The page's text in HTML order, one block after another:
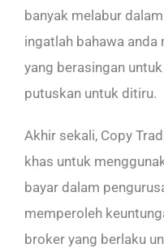
banyak melabur
ingatlah bahawa anda
yang berasingan
putuskan untuk ditiru.
Akhir sekali, Copy
khas untuk
bayar dalam
memperoleh
broker yang berlaku